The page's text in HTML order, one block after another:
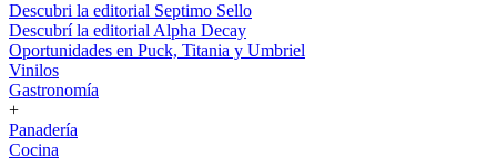
Descubri la editorial Septimo Sello
Descubrí la editorial Alpha Decay
Oportunidades en Puck, Titania y Umbriel
Vinilos
Gastronomía
+
Panadería
Cocina